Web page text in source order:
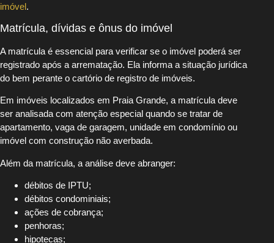
imóvel.
Matrícula, dívidas e ônus do imóvel
A matrícula é essencial para verificar se o imóvel poderá ser
registrado após a arrematação. Ela informa a situação jurídica
do bem perante o cartório de registro de imóveis.
Em imóveis localizados em Praia Grande, a matrícula deve
ser analisada com atenção especial quando se tratar de
apartamento, vaga de garagem, unidade em condomínio ou
imóvel com construção não averbada.
Além da matrícula, a análise deve abranger:
débitos de IPTU;
débitos condominiais;
ações de cobrança;
penhoras;
hipotecas;